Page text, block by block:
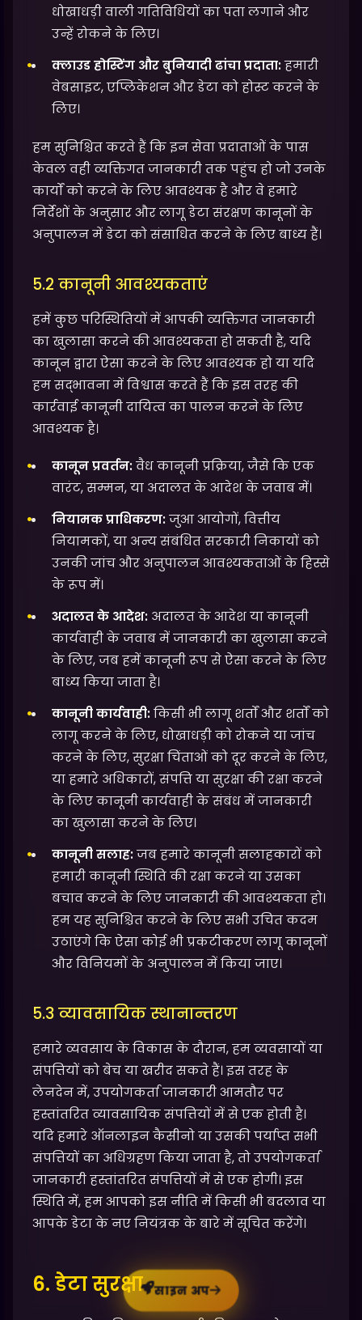
धोखाधड़ी वाली गतिविधियों का पता लगाने और
उन्हें रोकने के लिए।
क्लाउड होस्टिंग और बुनियादी ढांचा प्रदाता:हमारी
वेबसाइट, एप्लिकेशन और डेटा को होस्ट करने के
लिए।
हम सुनिश्चित करते हैं कि इन सेवा प्रदाताओं के पास
केवल वही व्यक्तिगत जानकारी तक पहुंच हो जो उनके
कार्यों को करने के लिए आवश्यक है और वे हमारे
निर्देशों के अनुसार और लागू डेटा संरक्षण कानूनों के
अनुपालन में डेटा को संसाधित करने के लिए बाध्य हैं।
5.2 कानूनी आवश्यकताएं
हमें कुछ परिस्थितियों में आपकी व्यक्तिगत जानकारी
का खुलासा करने की आवश्यकता हो सकती है, यदि
कानून द्वारा ऐसा करने के लिए आवश्यक हो या यदि
हम सद्भावना में विश्वास करते हैं कि इस तरह की
कार्रवाई कानूनी दायित्व का पालन करने के लिए
आवश्यक है।
कानून प्रवर्तन:वैध कानूनी प्रक्रिया, जैसे कि एक
वारंट, सम्मन, या अदालत के आदेश के जवाब में।
नियामक प्राधिकरण:जुआ आयोगों, वित्तीय
नियामकों, या अन्य संबंधित सरकारी निकायों को
उनकी जांच और अनुपालन आवश्यकताओं के हिस्से
के रूप में।
अदालत के आदेश: अदालत के आदेश या कानूनी
कार्यवाही के जवाब में जानकारी का खुलासा करने
के लिए, जब हमें कानूनी रूप से ऐसा करने के लिए
बाध्य किया जाता है।
कानूनी कार्यवाही:किसी भी लागू शर्तों और शर्तों को
लागू करने के लिए, धोखाधड़ी को रोकने या जांच
करने के लिए, सुरक्षा चिंताओं को दूर करने के लिए,
या हमारे अधिकारों, संपत्ति या सुरक्षा की रक्षा करने
के लिए कानूनी कार्यवाही के संबंध में जानकारी
का खुलासा करने के लिए।
कानूनी सलाह:जब हमारे कानूनी सलाहकारों को
हमारी कानूनी स्थिति की रक्षा करने या उसका
बचाव करने के लिए जानकारी की आवश्यकता हो।
हम यह सुनिश्चित करने के लिए सभी उचित कदम
उठाएंगे कि ऐसा कोई भी प्रकटीकरण लागू कानूनों
और विनियमों के अनुपालन में किया जाए।
5.3 व्यावसायिक स्थानान्तरण
हमारे व्यवसाय के विकास के दौरान, हम व्यवसायों या
संपत्तियों को बेच या खरीद सकते हैं। इस तरह के
लेनदेन में, उपयोगकर्ता जानकारी आमतौर पर
हस्तांतरित व्यावसायिक संपत्तियों में से एक होती है।
यदि हमारे ऑनलाइन कैसीनो या उसकी पर्याप्त सभी
संपत्तियों का अधिग्रहण किया जाता है, तो उपयोगकर्ता
जानकारी हस्तांतरित संपत्तियों में से एक होगी। इस
स्थिति में, हम आपको इस नीति में किसी भी बदलाव या
आपके डेटा के नए नियंत्रक के बारे में सूचित करेंगे।
6. डेटा सुरक्षा साइन अप